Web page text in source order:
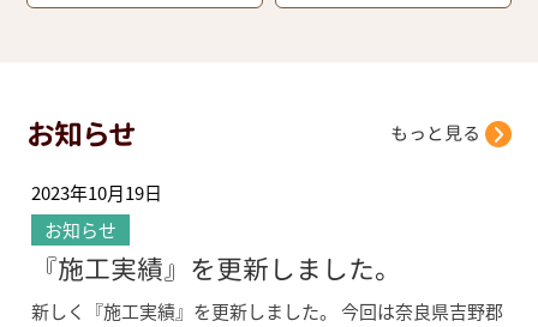
お知らせ もっと見る
2023年10月19日
お知らせ
『施工実績』を更新しました。
新しく『施工実績』を更新しました。 今回は奈良県吉野郡